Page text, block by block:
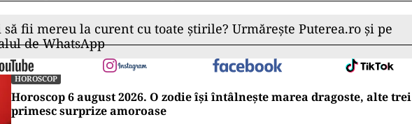
să fii mereu la curent cu toate știrile? Urmărește Puterea.ro și pe
de WhatsApp
HOROSCOP
Horoscop 6 august 2026. O zodie își întâlnește marea dragoste, alte trei
primesc surprize amoroase